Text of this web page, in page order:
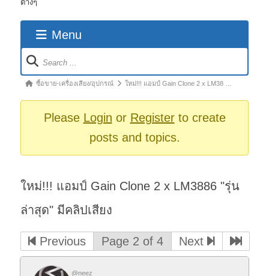
Menu
Forum
Navigation
Forumซื้อขาย-เครื่องเสียง/อุปกรณ์ ใหม่!!! แอมป์ Gain Clone 2 x LM38 …
Please Login or Registerto create
posts and topics.
ใหม่!!! แอมป์ Gain Clone 2 x LM3886 "รุ่น
ล่าสุด" มีคลิปเสียง
Previous Page 2 of 4 Next
@neez